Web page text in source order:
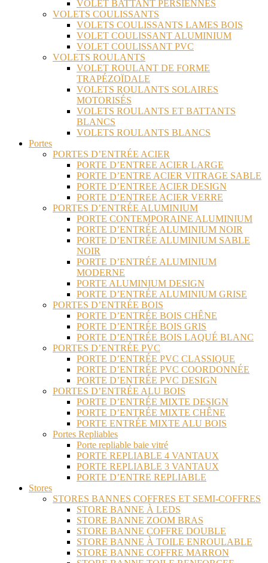
VOLET BATTANT PERSIENNES
VOLETS COULISSANTS
VOLETS COULISSANTS LAMES BOIS
VOLET COULISSANT ALUMINIUM
VOLET COULISSANT PVC
VOLETS ROULANTS
VOLET ROULANT DE FORME
TRAPÉZOÏDALE
VOLETS ROULANTS SOLAIRES
MOTORISÉS
VOLETS ROULANTS ET BATTANTS
BLANCS
VOLETS ROULANTS BLANCS
Portes
PORTES D’ENTRÉE ACIER
PORTE D’ENTREE ACIER LARGE
PORTE D’ENTRE ACIER VITRAGE SABLE
PORTE D’ENTREE ACIER DESIGN
PORTE D’ENTREE ACIER VERRE
PORTES D’ENTRÉE ALUMINIUM
PORTE CONTEMPORAINE ALUMINIUM
PORTE D’ENTRÉE ALUMINIUM NOIR
PORTE D’ENTRÉE ALUMINIUM SABLE
NOIR
PORTE D’ENTRÉE ALUMINIUM
MODERNE
PORTE ALUMINIUM DESIGN
PORTE D’ENTRÉE ALUMINIUM GRISE
PORTES D’ENTRÉE BOIS
PORTE D’ENTRÉE BOIS CHÊNE
PORTE D’ENTRÉE BOIS GRIS
PORTE D’ENTRÉE BOIS LAQUÉ BLANC
PORTES D’ENTRÉE PVC
PORTE D’ENTRÉE PVC CLASSIQUE
PORTE D’ENTRÉE PVC COORDONNÉE
PORTE D’ENTRÉE PVC DESIGN
PORTES D’ENTRÉE ALU BOIS
PORTE D’ENTRÉE MIXTE DESIGN
PORTE D’ENTRÉE MIXTE CHÊNE
PORTE ENTRÉE MIXTE ALU BOIS
Portes Repliables
Porte repliable baie vitré
PORTE REPLIABLE 4 VANTAUX
PORTE REPLIABLE 3 VANTAUX
PORTE D’ENTRE REPLIABLE
Stores
STORES BANNES COFFRES ET SEMI-COFFRES
STORE BANNE À LEDS
STORE BANNE ZOOM BRAS
STORE BANNE COFFRE DOUBLE
STORE BANNE À TOILE ENROULABLE
STORE BANNE COFFRE MARRON